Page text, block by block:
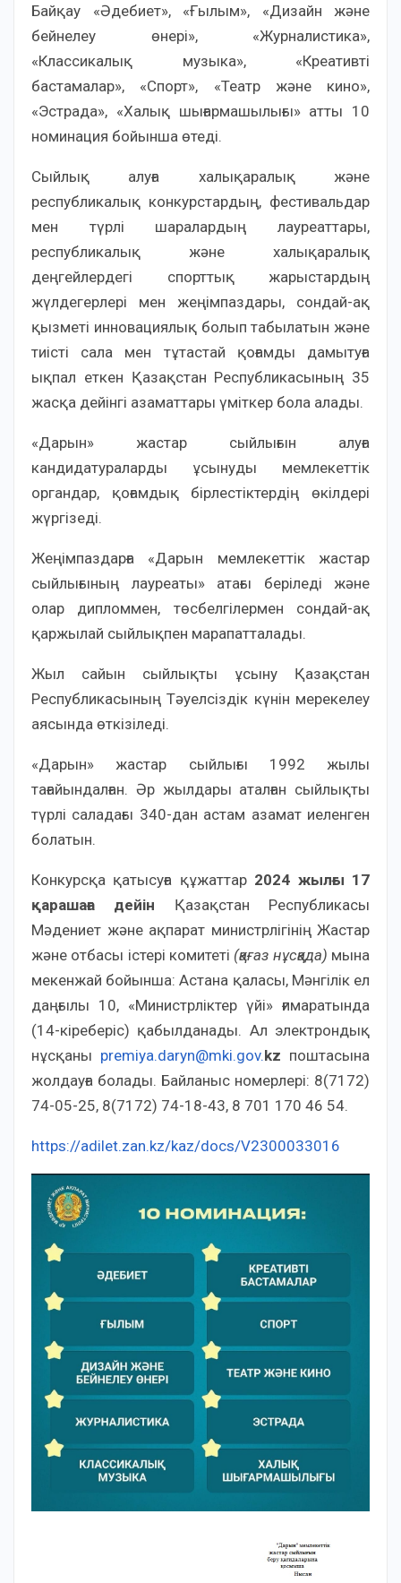
Байқау «Әдебиет», «Ғылым», «Дизайн және
бейнелеу өнері», «Журналистика»,
«Классикалық музыка», «Креативті
бастамалар», «Спорт», «Театр және кино»,
«Эстрада», «Халық шығармашылығы» атты 10
номинация бойынша өтеді.
Сыйлық алуға халықаралық және
республикалық конкурстардың, фестивальдар
мен түрлі шаралардың лауреаттары,
республикалық және халықаралық
деңгейлердегі спорттық жарыстардың
жүлдегерлері мен жеңімпаздары, сондай-ақ
қызметі инновациялық болып табылатын және
тиісті сала мен тұтастай қоғамды дамытуға
ықпал еткен Қазақстан Республикасының 35
жасқа дейінгі азаматтары үміткер бола алады.
«Дарын» жастар сыйлығын алуға
кандидатураларды ұсынуды мемлекеттiк
органдар, қоғамдық бiрлестiктердің өкілдері
жүргiзедi.
Жеңімпаздарға «Дарын мемлекеттік жастар
сыйлығының лауреаты» атағы беріледі және
олар дипломмен, төсбелгілермен сондай-ақ
қаржылай сыйлықпен марапатталады.
Жыл сайын сыйлықты ұсыну Қазақстан
Республикасының Тәуелсіздік күнін мерекелеу
аясында өткізіледі.
«Дарын» жастар сыйлығы 1992 жылы
тағайындалған. Әр жылдары аталған сыйлықты
түрлі саладағы 340-дан астам азамат иеленген
болатын.
Конкурсқа қатысуға құжаттар 2024 жылғы 17
қарашаға дейін Қазақстан Республикасы
Мәдениет және ақпарат министрлігінің Жастар
және отбасы істері комитеті (қағаз нұсқада) мына
мекенжай бойынша: Астана қаласы, Мәнгілік ел
даңғылы 10, «Министрліктер үйі» ғимаратында
(14-кіреберіс) қабылданады. Ал электрондық
нұсқаны premiya.daryn@mki.gov.kz поштасына
жолдауға болады. Байланыс номерлері: 8(7172)
74-05-25, 8(7172) 74-18-43, 8 701 170 46 54.
https://adilet.zan.kz/kaz/docs/V2300033016